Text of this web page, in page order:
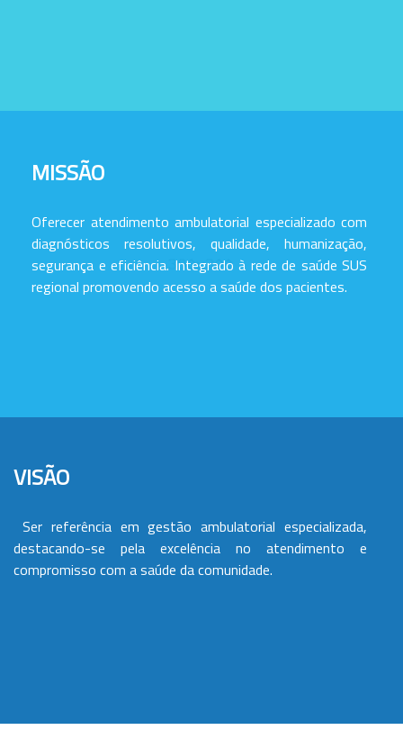
MISSÃO
Oferecer atendimento ambulatorial especializado com
diagnósticos resolutivos, qualidade, humanização,
segurança e eficiência. Integrado à rede de saúde SUS
regional promovendo acesso a saúde dos pacientes.
VISÃO
Ser referência em gestão ambulatorial especializada,
destacando-se pela excelência no atendimento e
compromisso com a saúde da comunidade.